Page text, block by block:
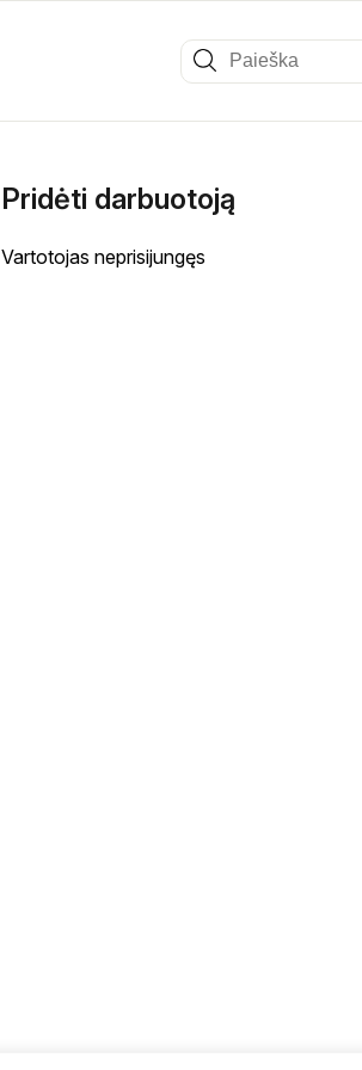
Pridėti darbuotoją
Vartotojas neprisijungęs